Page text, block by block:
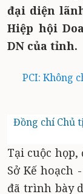
đại diện
Hiệp hội
DN của tỉnh.
PCI: Không
Đồng chí Chủ
Tại cuộc họp,
Sở Kế hoạch
đã trình bày